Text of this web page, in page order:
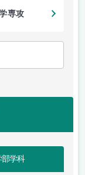
専攻
部学科